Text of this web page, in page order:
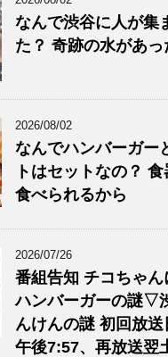
なんで渋谷に人が集
た？ 奇跡の水があっ
2026/08/02
なんでハンバーガー
トはセットなの？
食べられるから
2026/07/26
番組告知 チコちゃ
ハンバーガーの謎▽
んけんの謎 初回放
午後7:57、再放送翌